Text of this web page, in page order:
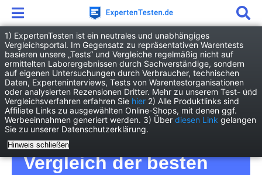
Garten Gartenbau Rosenbogen
Rosenbogen Test – so
wird der Hauseingang
schön romantisch –
Vergleich der besten
1) ExpertenTesten ist ein neutrales und unabhängiges
Vergleichsportal. Im Gegensatz zu repräsentativen Warentests
basieren unsere „Tests“ und Vergleiche regelmäßig nicht auf
ermittelten Laborergebnissen durch Sachverständige, sondern
auf eigenen Untersuchungen durch Verbraucher, technischen
Daten, Experteninterviews, Tests von Warentestorganisationen
oder analysierten Rezensionen Dritter. Mehr zu unserem Test- und
Vergleichsverfahren erfahren Sie hier 2) Alle Produktlinks sind
Affiliate Links zu ausgewählten Online-Shops, mit denen ggf.
Werbeeinnahmen generiert werden. 3) Über diesen Link gelangen
Sie zu unserer Datenschutzerklärung.
Hinweis schließen